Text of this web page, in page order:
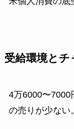
受給環境とチ
4万6000〜7000
の売りが少ない。